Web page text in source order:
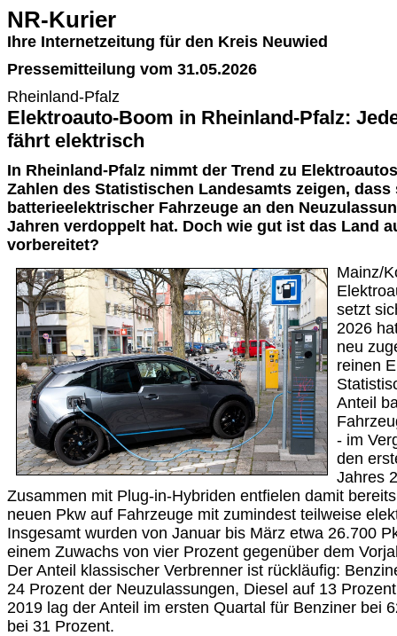
NR-Kurier
Ihre Internetzeitung für den Kreis Neuwied
Pressemitteilung vom 31.05.2026
Rheinland-Pfalz
Elektroauto-Boom in Rheinland-Pfalz:
fährt elektrisch
In Rheinland-Pfalz nimmt der Trend zu
Zahlen des Statistischen Landesamts zeigen,
batterieelektrischer Fahrzeuge an den
Jahren verdoppelt hat. Doch wie gut ist das Land
vorbereitet?
Mainz/
setzt
2026
neu
reinen
Anteil
- im
den
Jahres
Zusammen mit Plug-in-Hybriden entfielen damit
neuen Pkw auf Fahrzeuge mit zumindest teilweise
Insgesamt wurden von Januar bis März etwa 26.700
einem Zuwachs von vier Prozent gegenüber dem
Der Anteil klassischer Verbrenner ist rückläufig:
24 Prozent der Neuzulassungen, Diesel auf 13
2019 lag der Anteil im ersten Quartal für Benziner bei
bei 31 Prozent.